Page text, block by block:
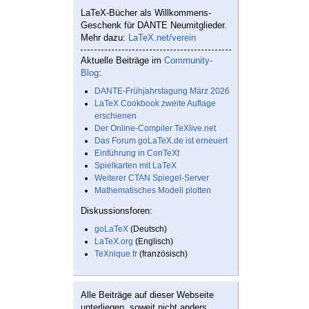
LaTeX-Bücher als Willkommens-
Geschenk für DANTE Neumitglieder.
Mehr dazu: LaTeX.net/verein
Aktuelle Beiträge im Community-
Blog:
DANTE-Frühjahrstagung März 2026
LaTeX Cookbook zweite Auflage
erschienen
Der Online-Compiler TeXlive.net
Das Forum goLaTeX.de ist erneuert
Einführung in ConTeXt
Spielkarten mit LaTeX
Weiterer CTAN Spiegel-Server
Mathematisches Modell plotten
Diskussionsforen:
goLaTeX (Deutsch)
LaTeX.org (Englisch)
TeXnique.fr (französisch)
Alle Beiträge auf dieser Webseite